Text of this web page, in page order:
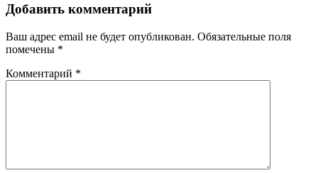
Добавить комментарий
Ваш адрес email не будет опубликован. Обязательные поля
помечены *
Комментарий *